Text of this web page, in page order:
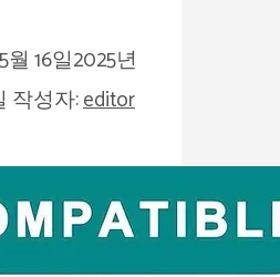
16일2025년
작성자:editor